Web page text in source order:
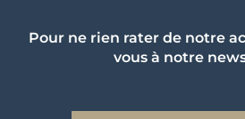
Pour ne rien rater de notre
vous à notre